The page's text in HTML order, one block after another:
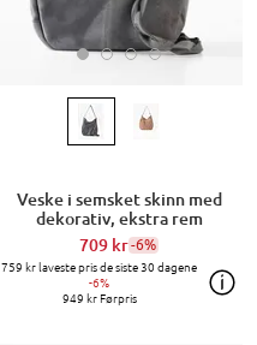
Veske i semsket skinn med
dekorativ, ekstra rem
709 kr-6%
759 krlaveste pris de siste 30 dagene
-6%
949 krFørpris